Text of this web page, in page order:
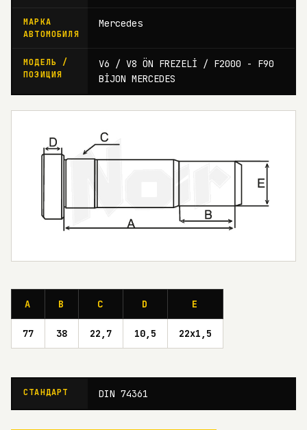
МАРКА
АВТОМОБИЛЯ
Mercedes
МОДЕЛЬ /
ПОЗИЦИЯ
V6 / V8 ÖN FREZELİ / F2000 - F90
BİJON MERCEDES
A B C D E
77 38 22,7 10,5 22x1,5
СТАНДАРТ DIN 74361